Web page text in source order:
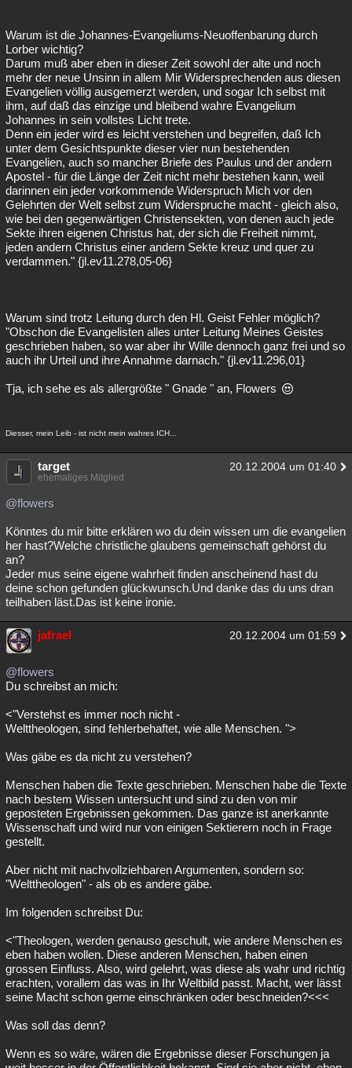
Warum ist die Johannes-Evangeliums-Neuoffenbarung durch
Lorber wichtig?
Darum muß aber eben in dieser Zeit sowohl der alte und noch
mehr der neue Unsinn in allem Mir Widersprechenden aus diesen
Evangelien völlig ausgemerzt werden, und sogar Ich selbst mit
ihm, auf daß das einzige und bleibend wahre Evangelium
Johannes in sein vollstes Licht trete.
Denn ein jeder wird es leicht verstehen und begreifen, daß Ich
unter dem Gesichtspunkte dieser vier nun bestehenden
Evangelien, auch so mancher Briefe des Paulus und der andern
Apostel - für die Länge der Zeit nicht mehr bestehen kann, weil
darinnen ein jeder vorkommende Widerspruch Mich vor den
Gelehrten der Welt selbst zum Widerspruche macht - gleich also,
wie bei den gegenwärtigen Christensekten, von denen auch jede
Sekte ihren eigenen Christus hat, der sich die Freiheit nimmt,
jeden andern Christus einer andern Sekte kreuz und quer zu
verdammen." {jl.ev11.278,05-06}
Warum sind trotz Leitung durch den Hl. Geist Fehler möglich?
"Obschon die Evangelisten alles unter Leitung Meines Geistes
geschrieben haben, so war aber ihr Wille dennoch ganz frei und so
auch ihr Urteil und ihre Annahme darnach." {jl.ev11.296,01}
Tja, ich sehe es als allergrößte " Gnade " an, Flowers
Diesser, mein Leib - ist nicht mein wahres ICH...
target 20.12.2004 um 01:40
ehemaliges Mitglied
@flowers
Könntes du mir bitte erklären wo du dein wissen um die evangelien
her hast?Welche christliche glaubens gemeinschaft gehörst du
an?
Jeder mus seine eigene wahrheit finden anscheinend hast du
deine schon gefunden glückwunsch.Und danke das du uns dran
teilhaben läst.Das ist keine ironie.
jafrael 20.12.2004 um 01:59
@flowers
Du schreibst an mich:
<"Verstehst es immer noch nicht -
Welttheologen, sind fehlerbehaftet, wie alle Menschen. ">
Was gäbe es da nicht zu verstehen?
Menschen haben die Texte geschrieben. Menschen habe die Texte
nach bestem Wissen untersucht und sind zu den von mir
geposteten Ergebnissen gekommen. Das ganze ist anerkannte
Wissenschaft und wird nur von einigen Sektierern noch in Frage
gestellt.
Aber nicht mit nachvollziehbaren Argumenten, sondern so:
"Welttheologen" - als ob es andere gäbe.
Im folgenden schreibst Du:
<"Theologen, werden genauso geschult, wie andere Menschen es
eben haben wollen. Diese anderen Menschen, haben einen
grossen Einfluss. Also, wird gelehrt, was diese als wahr und richtig
erachten, vorallem das was in Ihr Weltbild passt. Macht, wer lässt
seine Macht schon gerne einschränken oder beschneiden?<<<
Was soll das denn?
Wenn es so wäre, wären die Ergebnisse dieser Forschungen ja